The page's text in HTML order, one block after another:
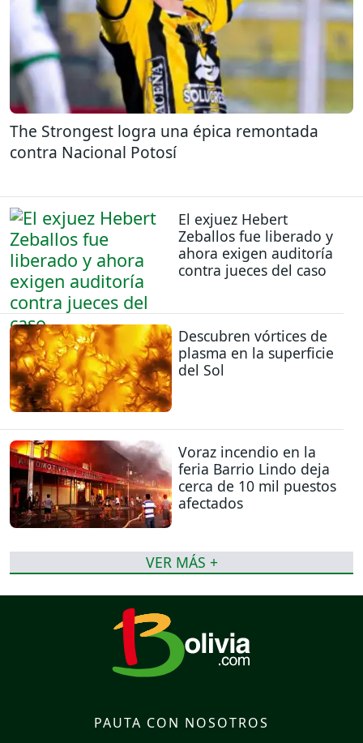
The Strongest logra una épica remontada
contra Nacional Potosí
El exjuez Hebert
Zeballos fue liberado y
ahora exigen auditoría
contra jueces del caso
Descubren vórtices de
plasma en la superficie
del Sol
Voraz incendio en la
feria Barrio Lindo deja
cerca de 10 mil puestos
afectados
VER MÁS +
PAUTA CON NOSOTROS